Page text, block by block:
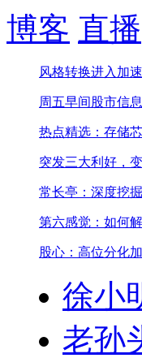
博客 直播
风格转换进入加
周五早间股市信息
热点精选：存储
突发三大利好，
常长亭：深度挖
第六感觉：如何
股心：高位分化
徐小
老孙